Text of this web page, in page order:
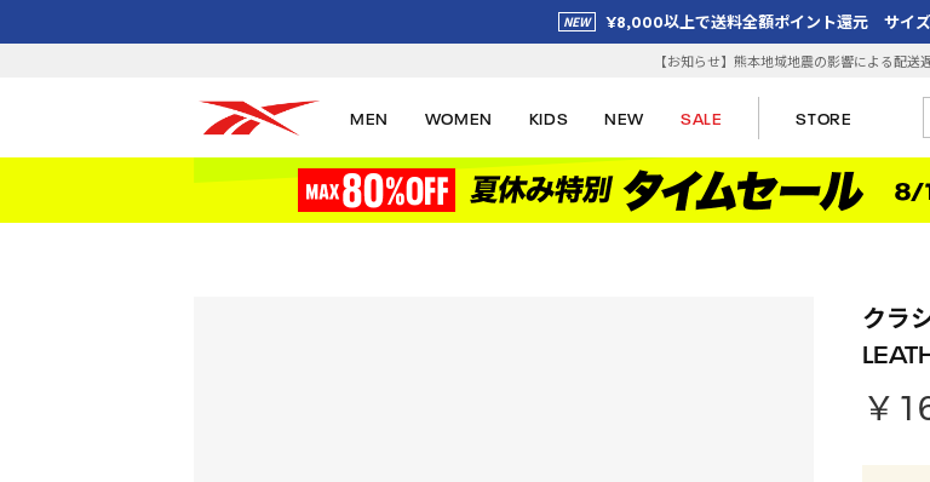
¥8,000以上で送料全額ポイント還元 サイ
【お知らせ】熊本地域地震の影響による配送
MEN WOMEN KIDS NEW SALE STORE
クラ
￥